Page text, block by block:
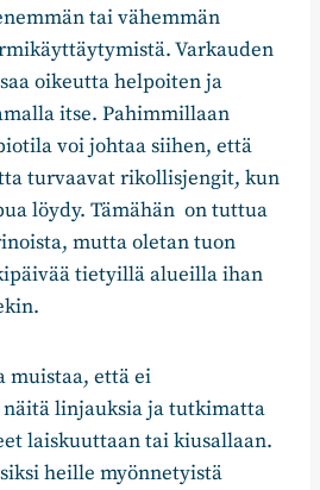
tai vähemmän
Varkauden
oikeutta helpoiten ja
itse. Pahimmillaan
voi johtaa siihen, että
turvaavat rikollisjengit, kun
löydy. Tämähän on tuttua
mutta oletan tuon
tietyillä alueilla ihan
muistaa, että ei
linjauksia ja tutkimatta
laiskuuttaan tai kiusallaan.
heille myönnetyistä